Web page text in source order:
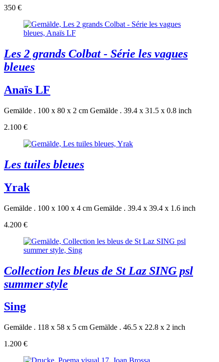
350 €
Les 2 grands Colbat - Série les vagues
bleues
Anaïs LF
Gemälde . 100 x 80 x 2 cm Gemälde . 39.4 x 31.5 x 0.8 inch
2.100 €
Les tuiles bleues
Yrak
Gemälde . 100 x 100 x 4 cm Gemälde . 39.4 x 39.4 x 1.6 inch
4.200 €
Collection les bleus de St Laz SING psl
summer style
Sing
Gemälde . 118 x 58 x 5 cm Gemälde . 46.5 x 22.8 x 2 inch
1.200 €